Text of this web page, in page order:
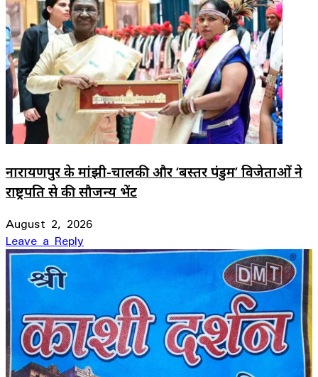
नारायणपुर के मांझी-चालकी और ‘बस्तर पंडुम’ विजेताओं ने
राष्ट्रपति से की सौजन्य भेंट
August 2, 2026
Leave a Reply